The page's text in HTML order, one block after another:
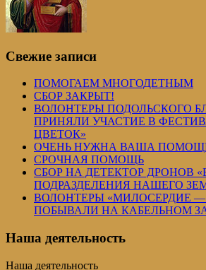
Свежие записи
ПОМОГАЕМ МНОГОДЕТНЫМ
СБОР ЗАКРЫТ!
ВОЛОНТЕРЫ ПОДОЛЬСКОГО
ПРИНЯЛИ УЧАСТИЕ В
ЦВЕТОК»
ОЧЕНЬ НУЖНА ВАША
СРОЧНАЯ ПОМОЩЬ
СБОР НА ДЕТЕКТОР ДРОНОВ
ПОДРАЗДЕЛЕНИЯ НАШЕГО
ВОЛОНТЕРЫ «МИЛОСЕРДИЕ —
ПОБЫВАЛИ НА КАБЕЛЬНОМ
Наша деятельность
Наша деятельность